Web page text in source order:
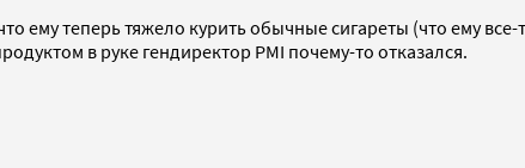
ему теперь тяжело курить обычные сигареты (что ему
в руке гендиректор PMI почему-то отказался.